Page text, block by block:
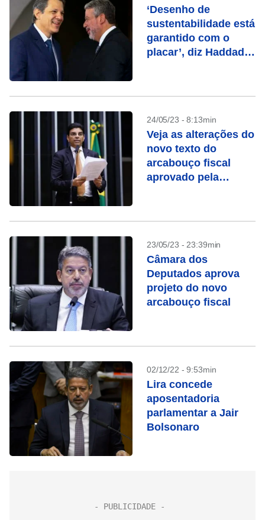
‘Desenho de
sustentabilidade está
garantido com o
placar’, diz Haddad
Câmara
24/05/23 - 8:13min
Veja as alterações do
novo texto do
arcabouço fiscal
aprovado pela
23/05/23 - 23:39min
Câmara dos
Deputados aprova
projeto do novo
arcabouço fiscal
02/12/22 - 9:53min
Lira concede
aposentadoria
parlamentar a Jair
Bolsonaro